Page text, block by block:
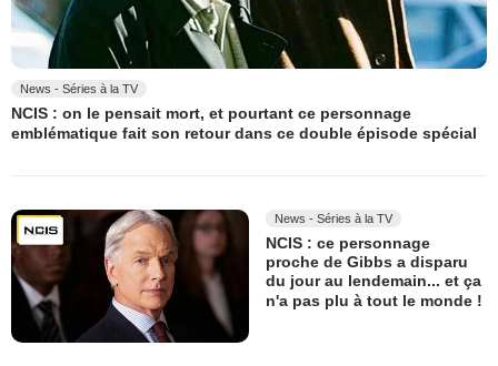
News - Séries à la TV
NCIS : on le pensait mort, et pourtant ce personnage
emblématique fait son retour dans ce double épisode spécial
News - Séries à la TV
NCIS : ce personnage
proche de Gibbs a disparu
du jour au lendemain... et ça
n'a pas plu à tout le monde !